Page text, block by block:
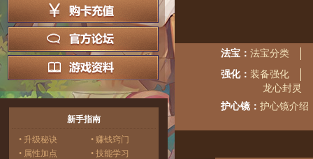
新手指南
• 升级秘诀
• 赚钱窍门
• 属性加点
• 技能学习
法宝： 法宝分类
强化： 装备强化
龙心封灵
护心镜： 护心镜介绍